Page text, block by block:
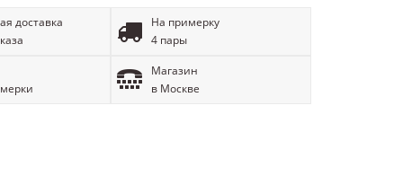
доставка
На примерку
4 пары
Магазин
в Москве